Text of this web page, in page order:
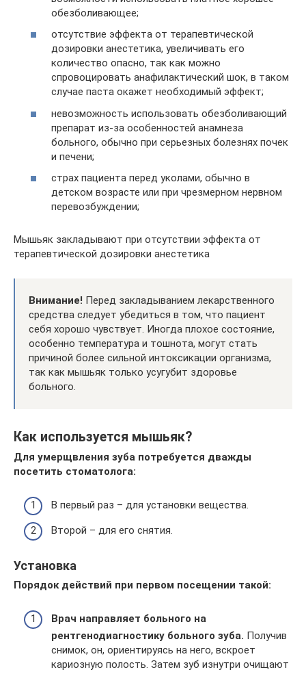
обезболивающее;
отсутствие эффекта от терапевтической
дозировки анестетика, увеличивать его
количество опасно, так как можно
спровоцировать анафилактический шок, в таком
случае паста окажет необходимый эффект;
невозможность использовать обезболивающий
препарат из-за особенностей анамнеза
больного, обычно при серьезных болезнях почек
и печени;
страх пациента перед уколами, обычно в
детском возрасте или при чрезмерном нервном
перевозбуждении;
Мышьяк закладывают при отсутствии эффекта от
терапевтической дозировки анестетика
Внимание! Перед закладыванием лекарственного
средства следует убедиться в том, что пациент
себя хорошо чувствует. Иногда плохое состояние,
особенно температура и тошнота, могут стать
причиной более сильной интоксикации организма,
так как мышьяк только усугубит здоровье
больного.
Как используется мышьяк?
Для умерщвления зуба потребуется дважды
посетить стоматолога:
В первый раз – для установки вещества.
Второй – для его снятия.
Установка
Порядок действий при первом посещении такой:
Врач направляет больного на
рентгенодиагностику больного зуба. Получив
снимок, он, ориентируясь на него, вскроет
кариозную полость. Затем зуб изнутри очищают